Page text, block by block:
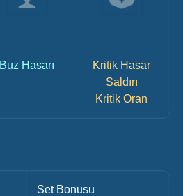
Buz Hasarı
Kritik Hasar
Saldırı
Kritik Oran
Set Bonusu